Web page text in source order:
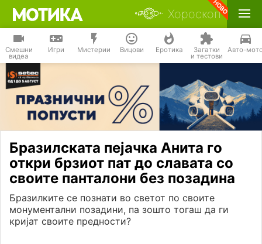
Хороскоп
Смешни
видеа
Игри Мистерии Вицови Еротика Загатки
и тестови
Авто-
Бразилската пејачка Анита го
откри брзиот пат до славата со
своите панталони без позадина
Бразилките се познати во светот по своите
монументални позадини, па зошто тогаш да ги
кријат своите предности?